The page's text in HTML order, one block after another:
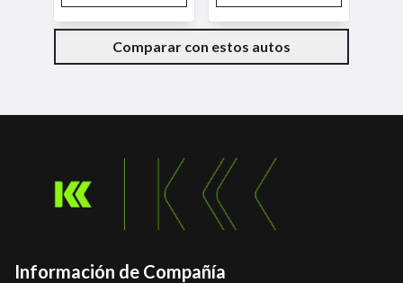
Comparar con estos autos
Información de Compañía